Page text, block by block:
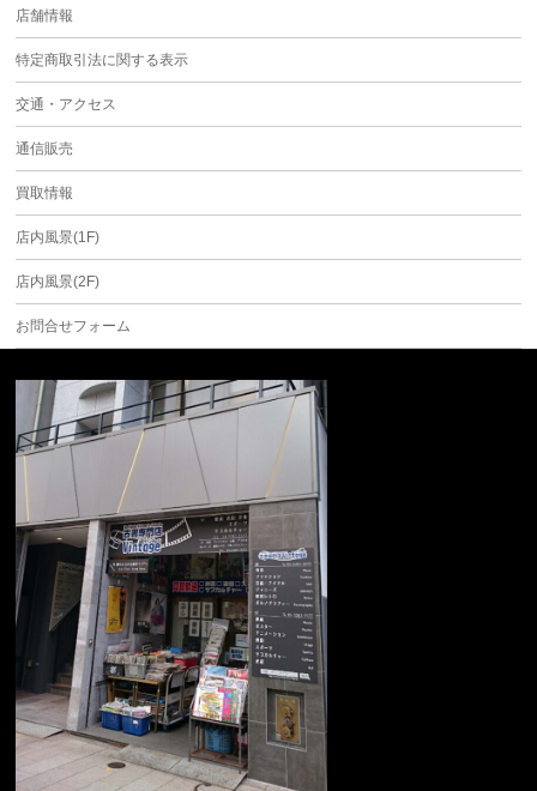
店舗情報
特定商取引法に関する表示
交通・アクセス
通信販売
買取情報
店内風景(1F)
店内風景(2F)
お問合せフォーム